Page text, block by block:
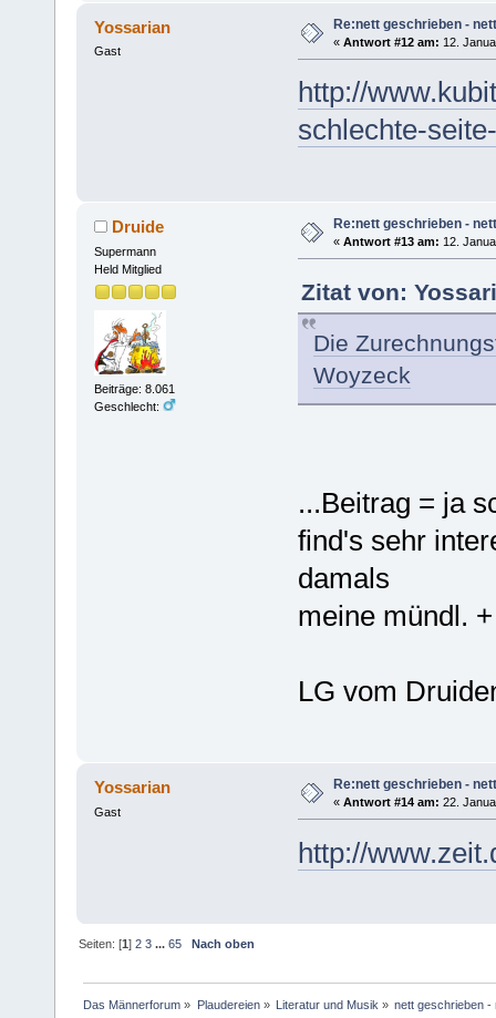
Yossarian
Gast
Re:nett geschrieben -
« Antwort #12 am: 12.
http://
schlechte-
Druide
Supermann
Held Mitglied
Beiträge: 8.061
Geschlecht:
Re:nett geschrieben -
« Antwort #13 am: 12.
Zitat von:
Die
Woyzeck
...Beitrag = ja
find's sehr
damals
meine mündl.
LG vom
Yossarian
Gast
Re:nett geschrieben -
« Antwort #14 am: 22.
http://
Seiten: [1]2 3 ...65 Nach oben
Das Männerforum » Plaudereien» Literatur und Musik » nett geschrieben -